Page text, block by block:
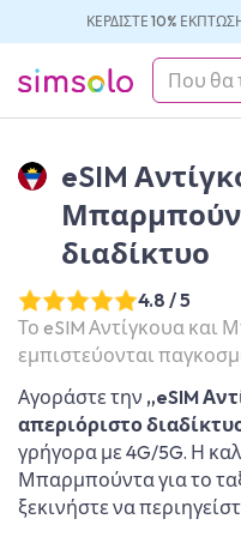
ΚΕΡΔΊΣΤΕ 10%
simsolo
eSIM
διαδίκτυο
4.8 / 5
Το eSIM Αντίγκουα και
εμπιστεύονται
Αγοράστε την „eSIM
απεριόριστο
γρήγορα με 4G/5G. Η
Μπαρμπούντα για το
ξεκινήστε να